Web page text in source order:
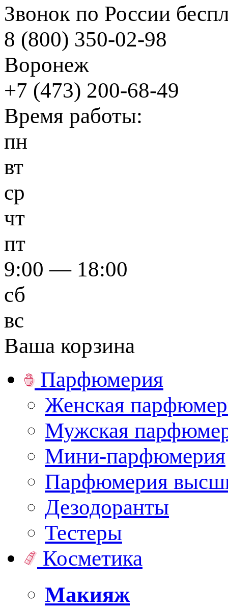
Звонок по России
8 (800) 350-02-98
Воронеж
+7 (473) 200-68-49
Время работы:
пн
вт
ср
чт
пт
9:00 — 18:00
сб
вс
Ваша корзина
Парфюмерия
Женская
Мужская
Мини-парфюмерия
Парфюмерия
Дезодоранты
Тестеры
Косметика
Макияж